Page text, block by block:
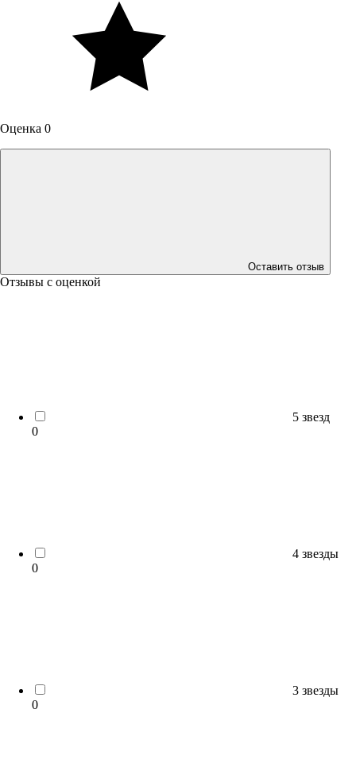
Оценка 0
Оставить отзыв
Отзывы с оценкой
5 звезд
0
4 звезды
0
3 звезды
0